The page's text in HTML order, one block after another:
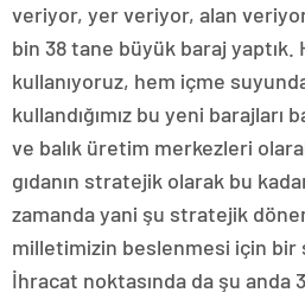
veriyor, yer veriyor, alan
bin 38 tane büyük baraj yaptık.
kullanıyoruz, hem içme
kullandığımız bu yeni barajları
ve balık üretim merkezleri
gıdanın stratejik olarak bu
zamanda yani şu stratejik
milletimizin beslenmesi için bir
İhracat noktasında da şu anda